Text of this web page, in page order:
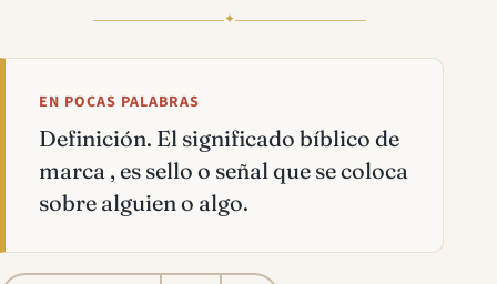
✦
EN POCAS PALABRAS
Definición. El significado bíblico de
marca , es sello o señal que se coloca
sobre alguien o algo.